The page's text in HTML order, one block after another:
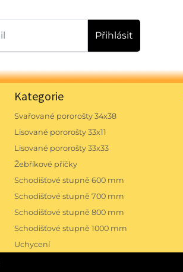
Přihlásit
Kategorie
Svařované pororošty 34x38
Lisované pororošty 33x11
Lisované pororošty 33x33
Žebříkové příčky
Schodišťové stupně 600 mm
Schodišťové stupně 700 mm
Schodišťové stupně 800 mm
Schodišťové stupně 1000 mm
Uchycení